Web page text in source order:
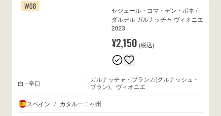
W08
セジェール・コマ・デン・ボネ /
ダルデル ガルナッチャ ヴィオニエ
2023
¥2,150 (税込)
白 - 辛口
ガルナッチャ・ブランカ(グルナッシュ・
ブラン)、ヴィオニエ
スペイン / カタルーニャ州